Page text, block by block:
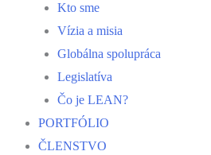
Kto sme
Vízia a misia
Globálna spolupráca
Legislatíva
Čo je LEAN?
PORTFÓLIO
ČLENSTVO